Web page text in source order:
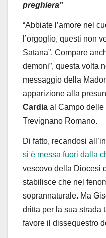
preghiera”
“Abbiate l’amore nel
l’orgoglio, questi non
Satana”. Compare
demoni”, questa volta
messaggio della
apparizione alla
Cardia al Campo delle
Trevignano Romano.
Di fatto, recandosi
si è messa fuori dalla
vescovo della Diocesi
stabilisce che nel
soprannaturale. Ma
dritta per la sua strada
favore il dissequestro